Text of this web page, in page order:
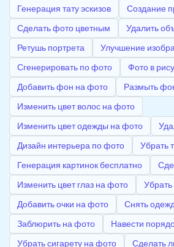
Генерация тату эскизов
Создание
Сделать фото цветным
Удалить
Ретушь портрета
Улучшение
Сгенерировать по фото
Фото в
Добавить фон на фото
Размыть
Изменить цвет волос на фото
Изменить цвет одежды на фото
Дизайн интерьера по фото
Убрать
Генерация картинок бесплатно
Изменить цвет глаз на фото
Убрать
Добавить очки на фото
Снять
Заблюрить на фото
Навести
Убрать сигарету на фото
Сделать